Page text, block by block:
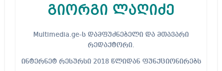
გიორგი ლაღიძე
Multimedia.ge-ს დამფუძნებელი და მთავარი
რედაქტორი.
ინტერნეტ რესურსი 2018 წლიდან ფუნქციონირებს